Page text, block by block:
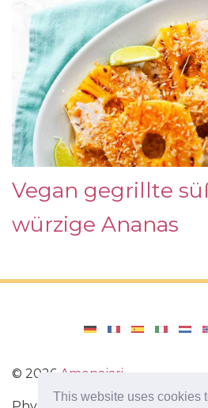
This website uses cookies
Vegan gegrillte
würzige Ananas
© 2026 Amenajari